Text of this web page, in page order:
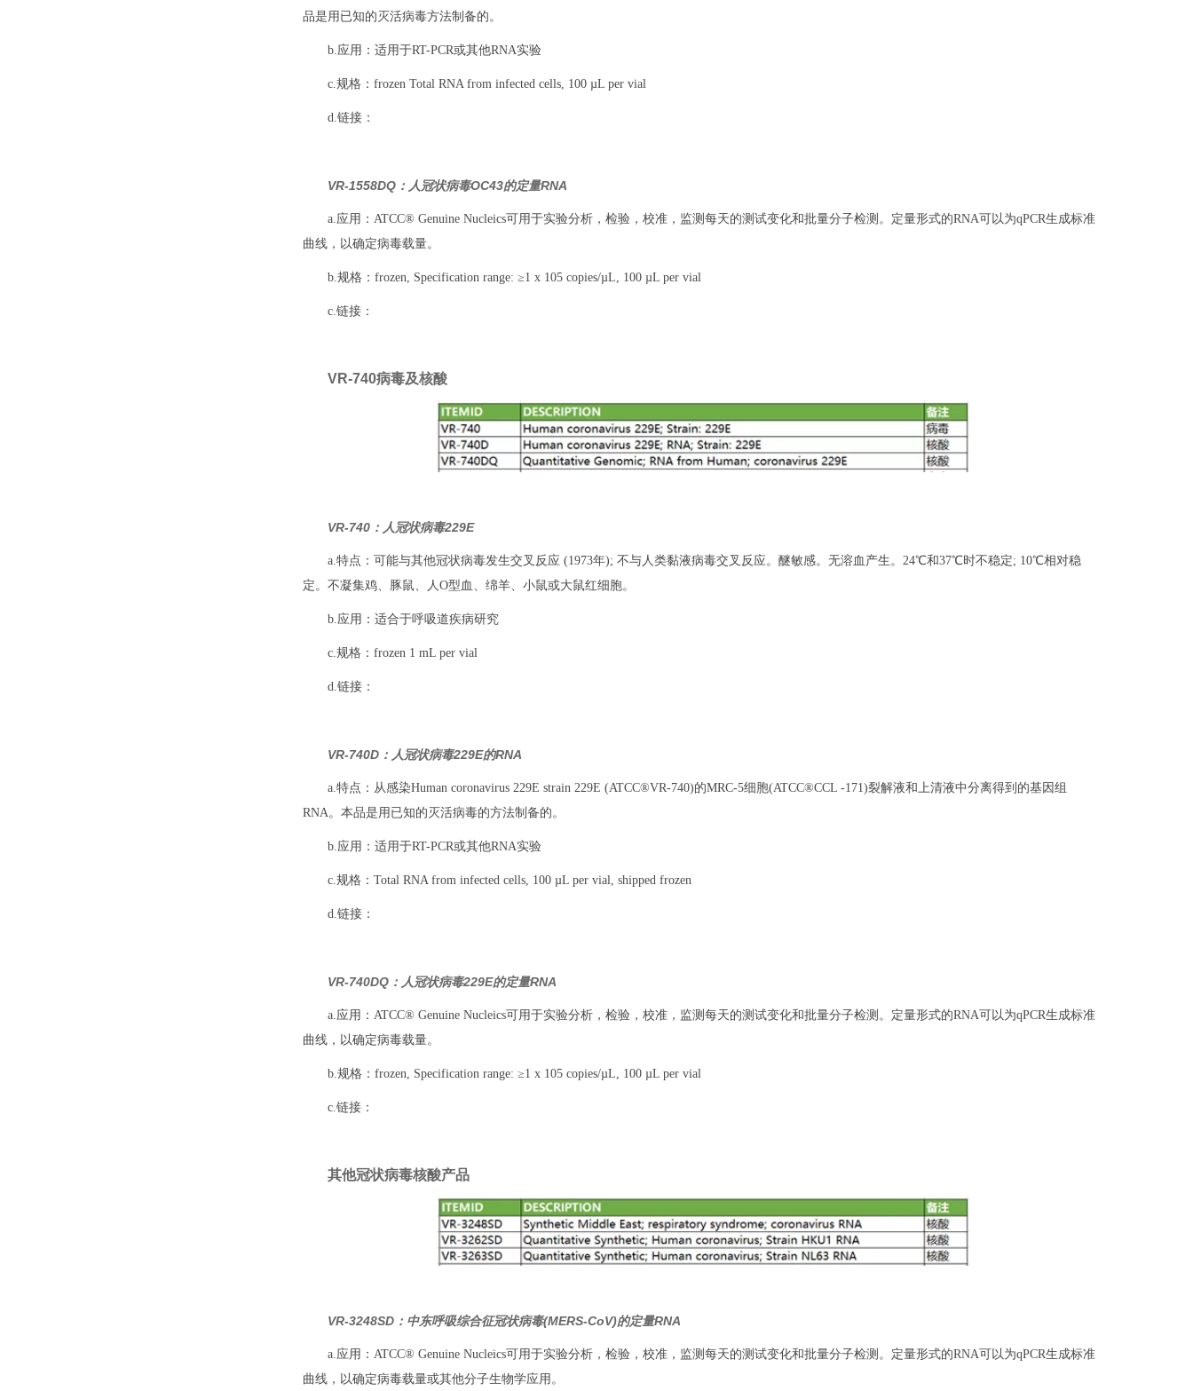
品是用已知的灭活病毒方法制备的。
b.应用：适用于RT-PCR或其他RNA实验
c.规格：frozen Total RNA from infected cells, 100 µL per vial
d.链接：
VR-1558DQ：人冠状病毒OC43的定量RNA
a.应用：ATCC® Genuine Nucleics可用于实验分析，检验，校准，监测每天的测试变化和批量分子检测。定量形式的RNA可以为qPCR生成标准
曲线，以确定病毒载量。
b.规格：frozen, Specification range: ≥1 x 105 copies/µL, 100 µL per vial
c.链接：
VR-740病毒及核酸
VR-740：人冠状病毒229E
a.特点：可能与其他冠状病毒发生交叉反应 (1973年); 不与人类黏液病毒交叉反应。醚敏感。无溶血产生。24℃和37℃时不稳定; 10℃相对稳
定。不凝集鸡、豚鼠、人O型血、绵羊、小鼠或大鼠红细胞。
b.应用：适合于呼吸道疾病研究
c.规格：frozen 1 mL per vial
d.链接：
VR-740D：人冠状病毒229E的RNA
a.特点：从感染Human coronavirus 229E strain 229E (ATCC®VR-740)的MRC-5细胞(ATCC®CCL -171)裂解液和上清液中分离得到的基因组
RNA。本品是用已知的灭活病毒的方法制备的。
b.应用：适用于RT-PCR或其他RNA实验
c.规格：Total RNA from infected cells, 100 µL per vial, shipped frozen
d.链接：
VR-740DQ：人冠状病毒229E的定量RNA
a.应用：ATCC® Genuine Nucleics可用于实验分析，检验，校准，监测每天的测试变化和批量分子检测。定量形式的RNA可以为qPCR生成标准
曲线，以确定病毒载量。
b.规格：frozen, Specification range: ≥1 x 105 copies/µL, 100 µL per vial
c.链接：
其他冠状病毒核酸产品
VR-3248SD：中东呼吸综合征冠状病毒(MERS-CoV)的定量RNA
a.应用：ATCC® Genuine Nucleics可用于实验分析，检验，校准，监测每天的测试变化和批量分子检测。定量形式的RNA可以为qPCR生成标准
曲线，以确定病毒载量或其他分子生物学应用。